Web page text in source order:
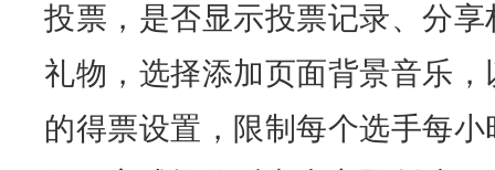
投票，是否显示投票记录、分
礼物，选择添加页面背景音乐
的得票设置，限制每个选手每